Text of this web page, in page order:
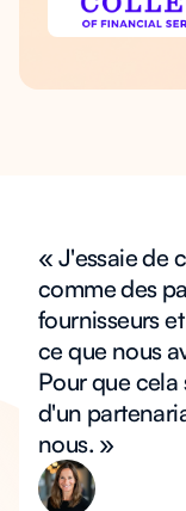
« J'essaie de
comme des
fournisseurs
ce que nous
Pour que cela
d'un
nous. »